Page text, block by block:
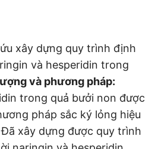
xây dựng quy trình định
và hesperidin trong
và phương pháp:
trong quả bưởi non được
pháp sắc ký lỏng hiệu
Đã xây dựng được quy trình